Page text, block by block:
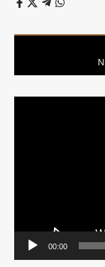
00:00